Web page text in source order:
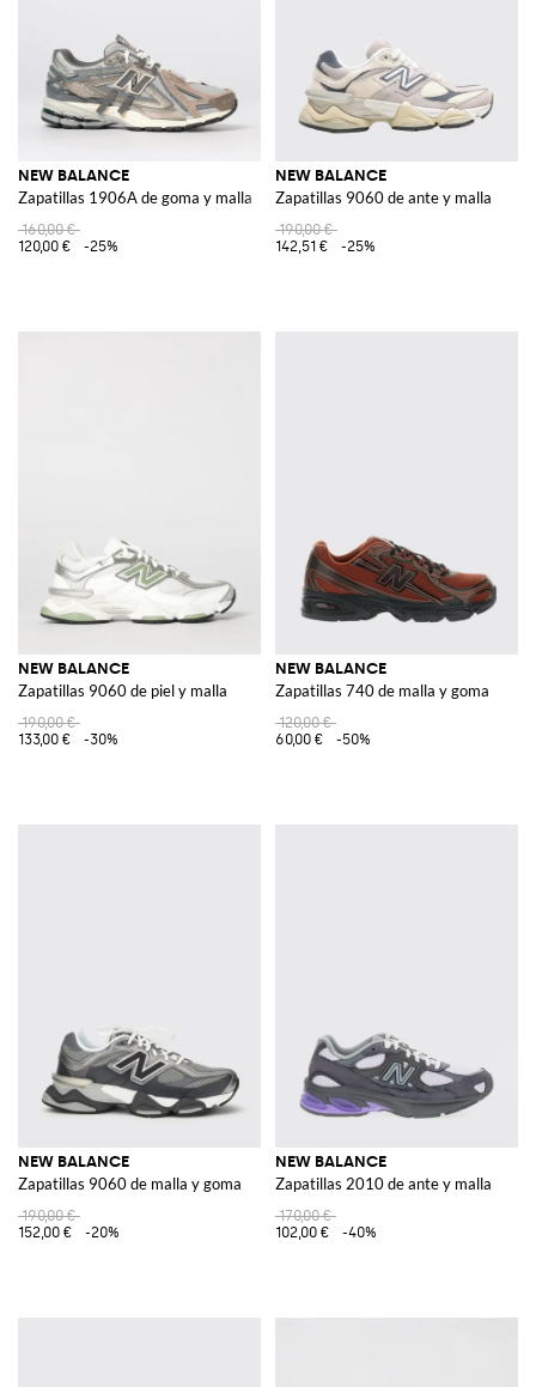
NEW BALANCE
Zapatillas 1906A de goma y malla
160,00 €
120,00 €
-25%
NEW BALANCE
Zapatillas 9060 de ante y malla
190,00 €
142,51 €
-25%
NEW BALANCE
Zapatillas 9060 de piel y malla
190,00 €
133,00 €
-30%
NEW BALANCE
Zapatillas 740 de malla y goma
120,00 €
60,00 €
-50%
NEW BALANCE
Zapatillas 9060 de malla y goma
190,00 €
152,00 €
-20%
NEW BALANCE
Zapatillas 2010 de ante y malla
170,00 €
102,00 €
-40%